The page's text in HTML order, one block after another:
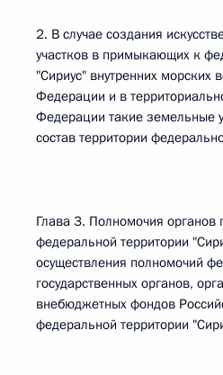
2. В случае создания
участков в примыкающих к
"Сириус" внутренних морских
Федерации и в
Федерации такие земельные
состав территории
Глава 3. Полномочия органов
федеральной территории
осуществления полномочий
государственных органов,
внебюджетных фондов
федеральной территории